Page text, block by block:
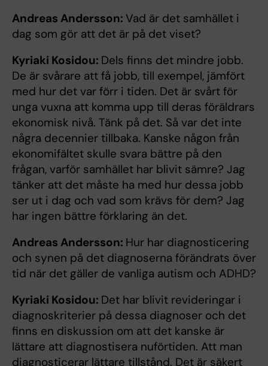
Andreas Andersson: Vad är det samhället i
dag som gör att det är på det viset?
Kyriaki Kosidou: Dels finns det mindre jobb.
De är svårare att få jobb, till exempel, jämfört
med hur det var förr i tiden. Det är svårt för
unga vuxna att komma upp till deras föräldrars
ekonomisk nivå. Tänk på det. Så var det inte
några decennier tillbaka. Kanske någon från
ekonomifältet skulle svara bättre på den
frågan, varför samhället har blivit sämre? Jag
tänker att det måste ha med hur dessa jobb
ser ut i dag och vad som krävs för dem? Jag
har ingen bättre förklaring än det.
Andreas Andersson: Hur har diagnosticering
och synen på det diagnoserna förändrats över
tid när det gäller de vanliga autism och ADHD?
Kyriaki Kosidou: Det har blivit revideringar i
diagnoskriterier på dessa diagnoser och det
finns en diskussion om att det kanske är
lättare att diagnostisera nuförtiden. Att man
diagnosticerar lättare tillstånd. Det är säkert